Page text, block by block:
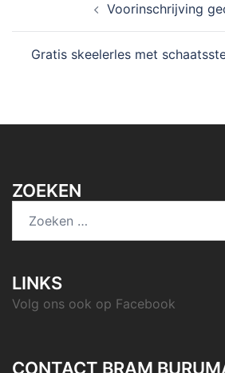
navigatie
Voorinschrijving
Gratis skeelerles met
ZOEKEN
LINKS
Volg ons ook op Facebook
CONTACT BRAM